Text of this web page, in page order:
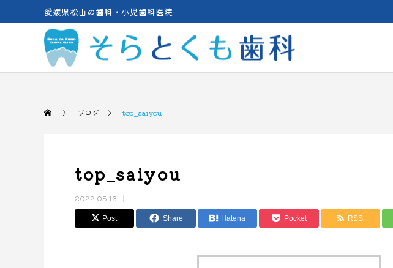
愛媛県松山の歯科・小児歯科医院
ブログ top_saiyou
top_saiyou
2022.05.13
Post Share Hatena Pocket RSS